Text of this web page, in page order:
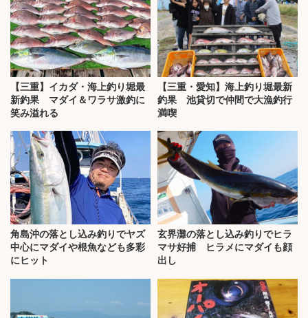
【三重】イカダ・海上釣り堀最
新釣果 マダイ＆ワラサ激釣に
笑み溢れる
【三重・愛知】海上釣り堀最新
釣果 池貸切で仲間で大漁釣行
満喫
角島沖の落とし込み釣りでヤズ
中心にマダイや根魚なども多彩
にヒット
玄界灘の落とし込み釣りでヒラ
マサ好捕 ヒラメにマダイも顔
出し